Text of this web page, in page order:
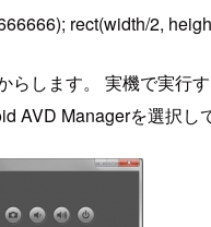
rect(width/2,
らします。 実機で実行
AVD Managerを選択し